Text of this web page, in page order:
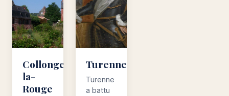
Collonges-
la-
Rouge
Turenne
Turenne
a battu